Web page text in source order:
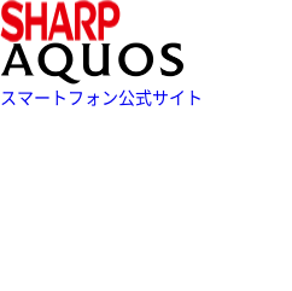
スマートフォン公式サイト